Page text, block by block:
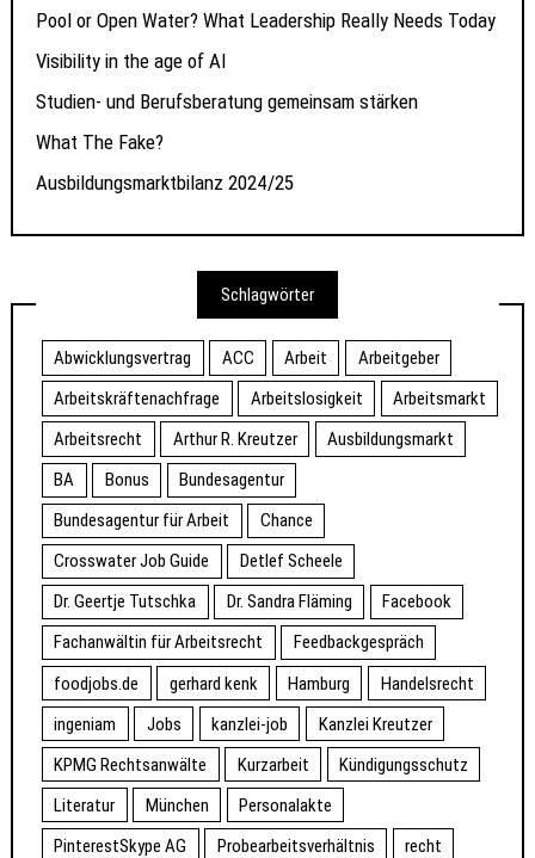
Pool or Open Water? What Leadership Really Needs Today
Visibility in the age of AI
Studien- und Berufsberatung gemeinsam stärken
What The Fake?
Ausbildungsmarktbilanz 2024/25
Schlagwörter
Abwicklungsvertrag ACC Arbeit
Arbeitgeber
Arbeitskräftenachfrage
Arbeitslosigkeit
Arbeitsmarkt
Arbeitsrecht
Arthur R. Kreutzer
Ausbildungsmarkt
BA
Bonus
Bundesagentur
Bundesagentur für Arbeit
Chance
Crosswater Job Guide
Detlef Scheele
Dr. Geertje Tutschka
Dr. Sandra Fläming
Facebook
Fachanwältin für Arbeitsrecht
Feedbackgespräch
foodjobs.de
gerhard kenk Hamburg
Handelsrecht
ingeniam
Jobs kanzlei-job
Kanzlei Kreutzer
KPMG Rechtsanwälte
Kurzarbeit
Kündigungsschutz
Literatur
München
Personalakte
PinterestSkype AG
Probearbeitsverhältnis
recht